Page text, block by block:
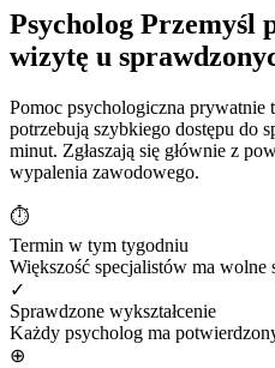
w radzeniu sobie z: • zarządzaniem
społecznymi, • sytuacjami kryzysowymi
nastrojem i lękiem. Dzięki wieloletniemu doświadczeniu w biznesie zapraszam
również na konsultacje dotyczące: •
związanego z długotrwałym
zmianą zawodową. Moje największe sukcesy zawodowe: • terapia
krótkoterminowa, której efektem było
diagnoza wytrysku wstecznego, •
Psycholog Przemyśl
wizytę u
Pomoc psychologiczna prywatnie
potrzebują szybkiego dostępu do
minut. Zgłaszają się głównie z
wypalenia zawodowego.
⏱
Termin w tym tygodniu
Większość specjalistów ma
✓
Sprawdzone wykształcenie
Każdy psycholog ma
⊕